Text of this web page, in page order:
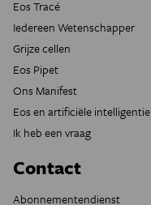
Eos Tracé
Iedereen Wetenschapper
Grijze cellen
Eos Pipet
Ons Manifest
Eos en artificiële intelligentie
Ik heb een vraag
Contact
Abonnementendienst